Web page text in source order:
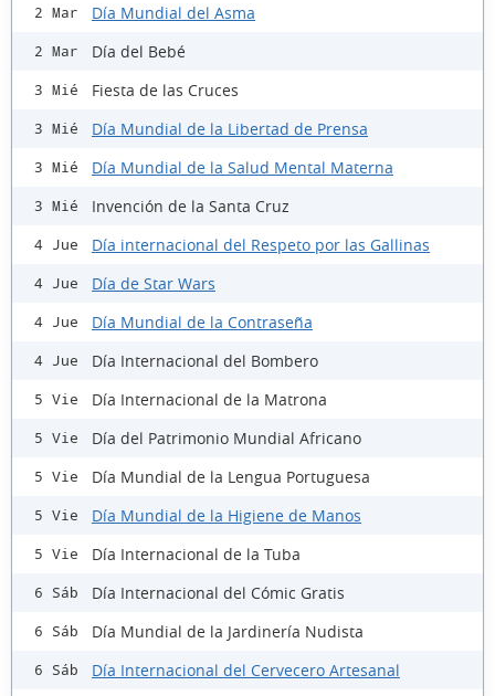
2 Mar Día Mundial del Asma
2 Mar Día del Bebé
3 Mié Fiesta de las Cruces
3 Mié Día Mundial de la Libertad de Prensa
3 Mié Día Mundial de la Salud Mental Materna
3 Mié Invención de la Santa Cruz
4 Jue Día internacional del Respeto por las Gallinas
4 Jue Día de Star Wars
4 Jue Día Mundial de la Contraseña
4 Jue Día Internacional del Bombero
5 Vie Día Internacional de la Matrona
5 Vie Día del Patrimonio Mundial Africano
5 Vie Día Mundial de la Lengua Portuguesa
5 Vie Día Mundial de la Higiene de Manos
5 Vie Día Internacional de la Tuba
6 Sáb Día Internacional del Cómic Gratis
6 Sáb Día Mundial de la Jardinería Nudista
6 Sáb Día Internacional del Cervecero Artesanal